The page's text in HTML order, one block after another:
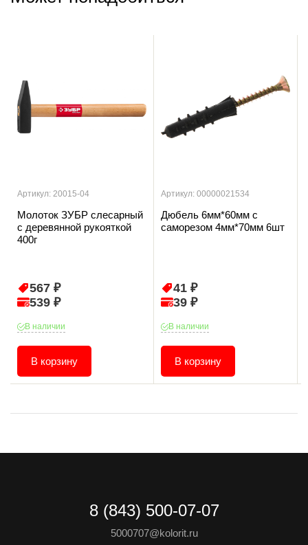
Артикул: 20015-04
Молоток ЗУБР слесарный
с деревянной рукояткой
400г
567 ₽
539 ₽
В наличии
В корзину
Артикул: 00000021534
Дюбель 6мм*60мм с
саморезом 4мм*70мм 6шт
41 ₽
39 ₽
В наличии
В корзину
8 (843) 500-07-07
5000707@kolorit.ru